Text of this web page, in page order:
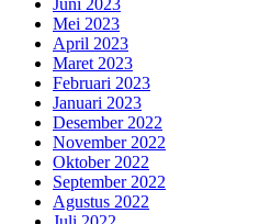
Juni 2023
Mei 2023
April 2023
Maret 2023
Februari 2023
Januari 2023
Desember 2022
November 2022
Oktober 2022
September 2022
Agustus 2022